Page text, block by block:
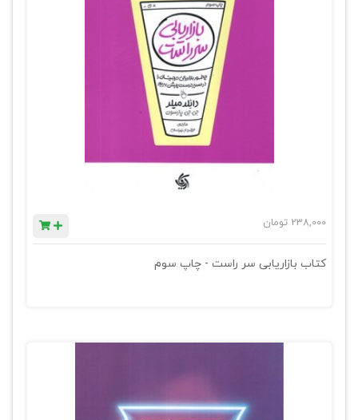
238,000 تومان
کتاب بازاریابی سر راست - چاپ سوم